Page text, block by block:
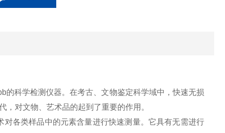
的科学检测仪器。在考古、文物鉴定科学域中，快速无损
对文物、艺术品的起到了重要的作用。
对各类样品中的元素含量进行快速测量。它具有无需进行